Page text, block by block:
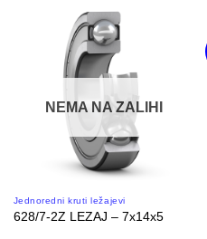
NEMA NA ZALIHI
Jednoredni kruti ležajevi
628/7-2Z LEZAJ – 7x14x5